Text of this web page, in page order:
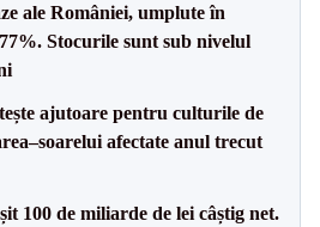
ale României, umplute în
Stocurile sunt sub nivelul
ajutoare pentru culturile de
afectate anul trecut
100 de miliarde de lei câștig net.